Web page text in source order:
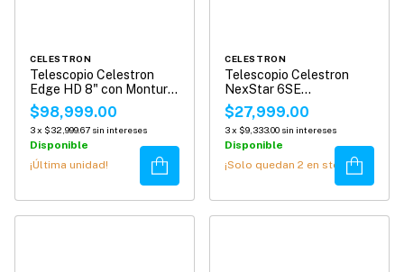
CELESTRON
Telescopio Celestron
Edge HD 8" con Montura
CGX
$98,999.00
3x $32,999.67 sin intereses
Disponible
¡Última unidad!
Comprar
CELESTRON
Telescopio Celestron
NexStar 6SE
Computarizado
$27,999.00
3x $9,333.00 sin intereses
Disponible
¡Solo quedan 2 en stock!Comprar